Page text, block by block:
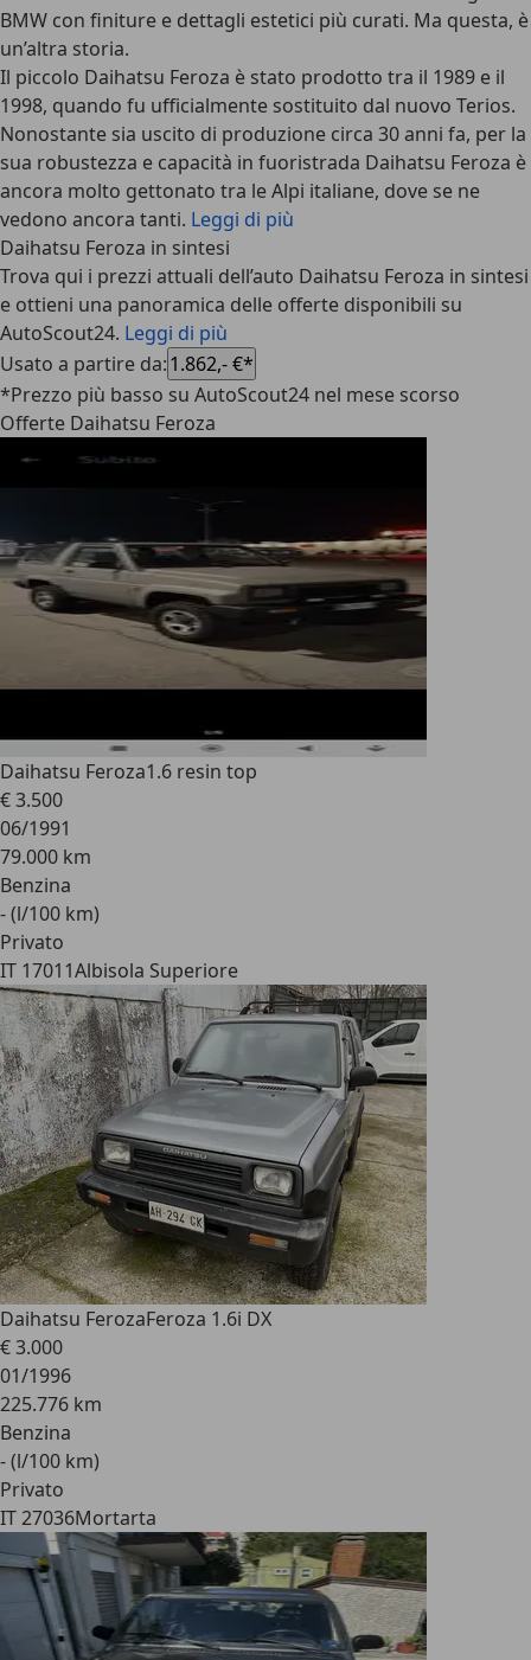
BMW con finiture e dettagli estetici più curati. Ma questa, è
un’altra storia.
Il piccolo Daihatsu Feroza è stato prodotto tra il 1989 e il
1998, quando fu ufficialmente sostituito dal nuovo Terios.
Nonostante sia uscito di produzione circa 30 anni fa, per la
sua robustezza e capacità in fuoristrada Daihatsu Feroza è
ancora molto gettonato tra le Alpi italiane, dove se ne
vedono ancora tanti. Leggi di più
Daihatsu Feroza in sintesi
Trova qui i prezzi attuali dell’auto Daihatsu Feroza in sintesi
e ottieni una panoramica delle offerte disponibili su
AutoScout24. Leggi di più
Usato a partire da:1.862,- €*
*Prezzo più basso su AutoScout24 nel mese scorso
Offerte Daihatsu Feroza
Daihatsu Feroza1.6 resin top
€ 3.500
06/1991
79.000 km
Benzina
- (l/100 km)
Privato
IT 17011Albisola Superiore
Daihatsu FerozaFeroza 1.6i DX
€ 3.000
01/1996
225.776 km
Benzina
- (l/100 km)
Privato
IT 27036Mortarta